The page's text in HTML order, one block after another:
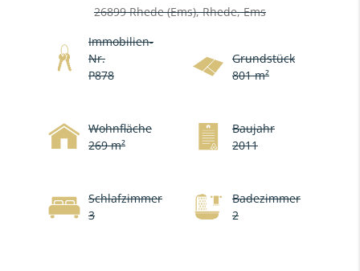
26899 Rhede (Ems), Rhede, Ems
Immobilien-
Nr.
P878
Grundstück
801 m²
Wohnfläche
269 m²
Baujahr
2011
Schlafzimmer
3
Badezimmer
2